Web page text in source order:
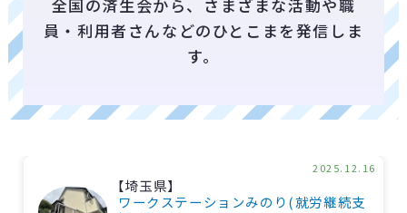
全国の済生会から、さまざまな活動や職
員・利用者さんなどのひとこまを発信しま
す。
【埼玉県】
ワークステーションみのり(就労継続⽀
2025.12.16